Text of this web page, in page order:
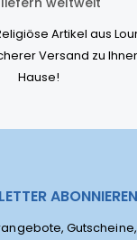
Artikel aus
Versand zu
Hause!
ABONNIEREN